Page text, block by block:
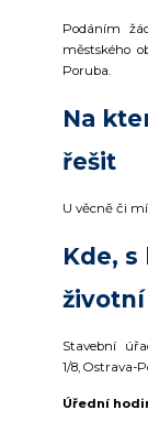
Podáním
městského
Poruba.
Na
řešit
U věcně či
Kde,
Stavební
1/8, Ostrava-
Úřední